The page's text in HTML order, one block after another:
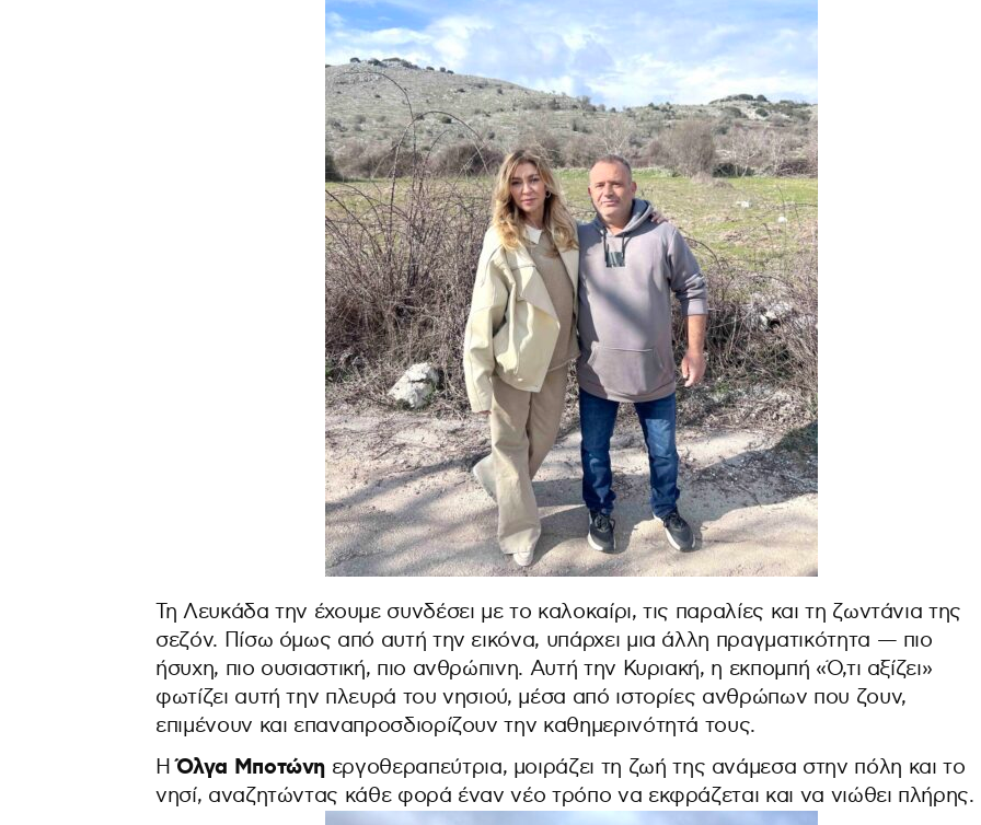
Τη Λευκάδα την έχουμε συνδέσει με το καλοκαίρι, τις παραλίες και τη ζωντάνια της
σεζόν. Πίσω όμως από αυτή την εικόνα, υπάρχει μια άλλη πραγματικότητα — πιο
ήσυχη, πιο ουσιαστική, πιο ανθρώπινη. Αυτή την Κυριακή, η εκπομπή «Ό,τι αξίζει»
φωτίζει αυτή την πλευρά του νησιού, μέσα από ιστορίες ανθρώπων που ζουν,
επιμένουν και επαναπροσδιορίζουν την καθημερινότητά τους.
ΗΌλγα Μποτώνη εργοθεραπεύτρια, μοιράζει τη ζωή της ανάμεσα στην πόλη και το
νησί, αναζητώντας κάθε φορά έναν νέο τρόπο να εκφράζεται και να νιώθει πλήρης.